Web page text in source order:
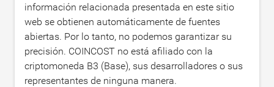
información relacionada presentada en este sitio
web se obtienen automáticamente de fuentes
abiertas. Por lo tanto, no podemos garantizar su
precisión. COINCOST no está afiliado con la
criptomoneda B3 (Base), sus desarrolladores o sus
representantes de ninguna manera.